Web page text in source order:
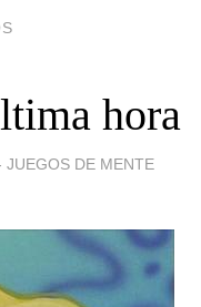
hora
JUEGOS DE MENTE